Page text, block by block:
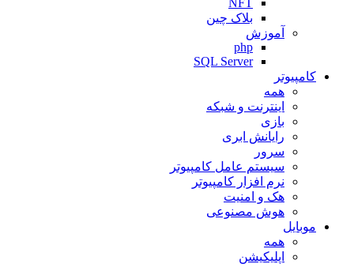
NFT
بلاک چین
آموزش
php
SQL Server
کامپیوتر
همه
اینترنت و شبکه
بازی
رایانش ابری
سرور
سیستم عامل کامپیوتر
نرم افزار کامپیوتر
هک و امنیت
هوش مصنوعی
موبایل
همه
اپلیکیشن